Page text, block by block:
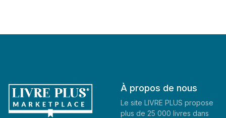
À propos de nous
Le site LIVRE PLUS propose
plus de 25 000 livres dans